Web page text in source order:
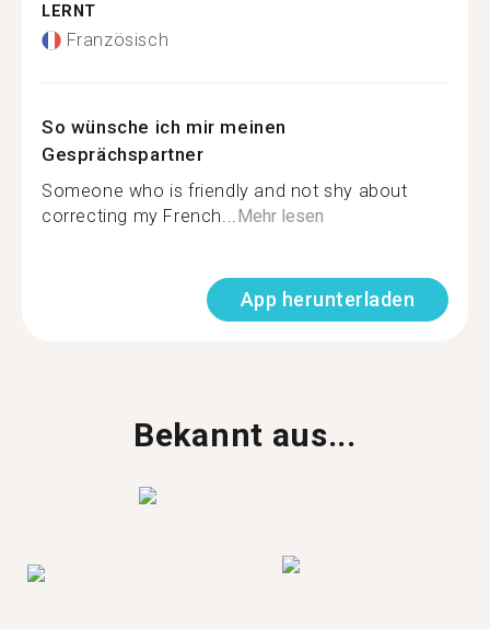
LERNT
Französisch
So wünsche ich mir meinen
Gesprächspartner
Someone who is friendly and not shy about
correcting my French...Mehr lesen
App herunterladen
Bekannt aus...